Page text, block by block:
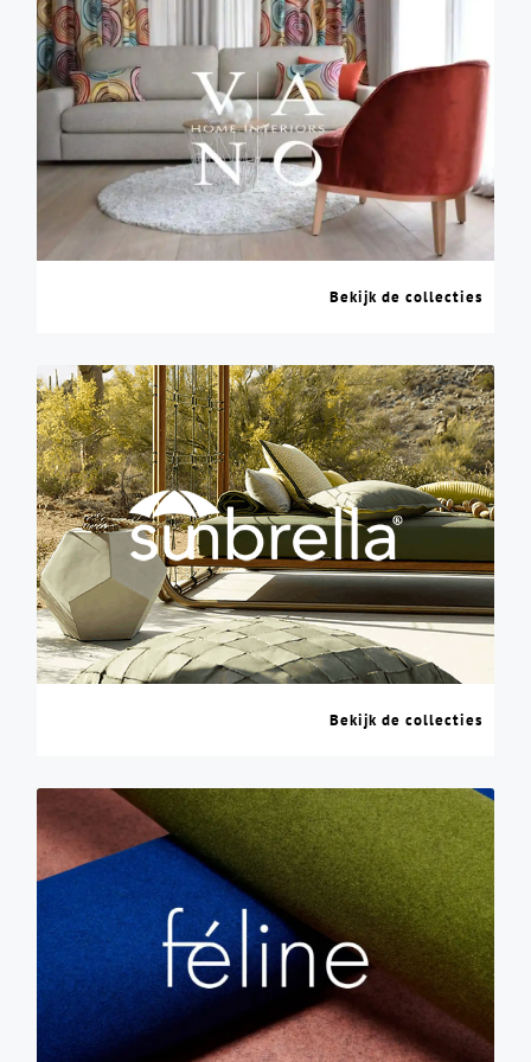
Bekijk de collecties
Bekijk de collecties